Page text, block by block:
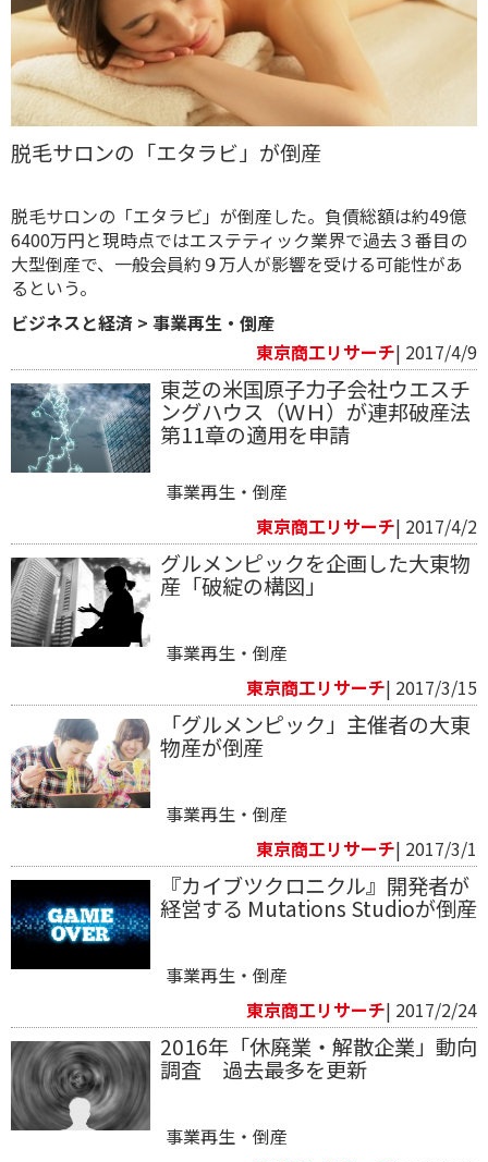
脱毛サロンの「エタラビ」が倒産
脱毛サロンの「エタラビ」が倒産した。負債総額は約49億
6400万円と現時点ではエステティック業界で過去３番目の
大型倒産で、一般会員約９万人が影響を受ける可能性があ
るという。
ビジネスと経済 > 事業再生・倒産
東京商工リサーチ| 2017/4/9
東芝の米国原子力子会社ウエスチ
ングハウス（ＷＨ）が連邦破産法
第11章の適用を申請
事業再生・倒産
東京商工リサーチ| 2017/4/2
グルメンピックを企画した大東物
産「破綻の構図」
事業再生・倒産
東京商工リサーチ| 2017/3/15
「グルメンピック」主催者の大東
物産が倒産
事業再生・倒産
東京商工リサーチ| 2017/3/1
『カイブツクロニクル』開発者が
経営する Mutations Studioが倒産
事業再生・倒産
東京商工リサーチ| 2017/2/24
2016年「休廃業・解散企業」動向
調査 過去最多を更新
事業再生・倒産